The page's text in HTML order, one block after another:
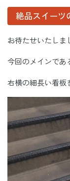
絶品スイーツ
お待たせいたしま
今回のメインであ
右横の細長い看板